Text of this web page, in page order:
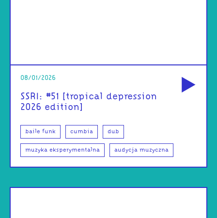
08/01/2026
SSRI: #51 [tropical depression
2026 edition]
baile funk cumbia dub
muzyka eksperymentalna audycja muzyczna